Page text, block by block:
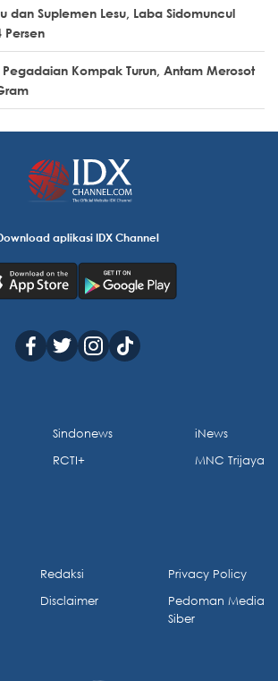
dan Suplemen Lesu, Laba Sidomuncul
Persen
Pegadaian Kompak Turun, Antam Merosot
aplikasi IDX Channel
Sindonews
RCTI+
iNews
MNC Trijaya
Redaksi
Disclaimer
Privacy Policy
Pedoman Media
Siber